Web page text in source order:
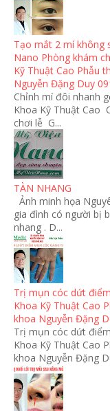
Tạo mắt 2 mí không
Nano Phòng khám
Kỹ Thuật Cao Phẫu
Nguyễn Đặng Duy
Chỉnh mí đôi nhanh
Khoa Kỹ Thuật Cao
chơi lễ G...
TÀN NHANG
Ảnh minh họa
gia đình có người bị
nhang . D...
Trị mụn cóc dứt
Khoa Kỹ Thuật Cao
khoa Nguyễn Đặng
Trị mụn cóc dứt
Khoa Kỹ Thuật Cao
khoa Nguyễn Đặng